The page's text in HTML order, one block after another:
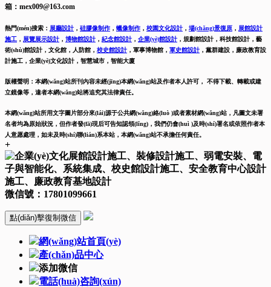
箱：mex009@163.com
熱門(mén)搜索： 展廳設計 ， 硅膠像制作 ， 蠟像制作 ， 校園文化設計 ， 場(chǎng)景復原 ， 展館設計
施工 ， 展覽展示設計 ， 博物館設計 ， 紀念館設計 ， 企業(yè)館設計 ， 規劃館設計，科技館設計，藝
術(shù)館設計，文化館，人防館， 校史館設計 ， 軍事博物館， 軍史館設計 ， 黨群建設，廉政教育設
計施工， 企業(yè)文化設計，智慧城市，智能大廈
版權聲明：本網(wǎng)站所刊內容未經(jīng)本網(wǎng)站及作者本人許可， 不得下載、轉載或建
立鏡像等，違者本網(wǎng)站將追究其法律責任。
本網(wǎng)站所用文字圖片部分來(lái)源于公共網(wǎng)絡(luò )或者素材網(wǎng)站，凡圖文未署
名者均為原始狀況，但作者發(fā)現后可告知認領(lǐng)，我們仍會(huì )及時(shí)署名或依照作者本
人意愿處理，如未及時(shí)聯(lián)系本站，本網(wǎng)站不承擔任何責任。
+
微信號： 17801099661
點(diǎn)擊復制微信
網(wǎng)站首頁(yè)
產(chǎn)品中心
添加微信
電話(huà)咨詢(xún)